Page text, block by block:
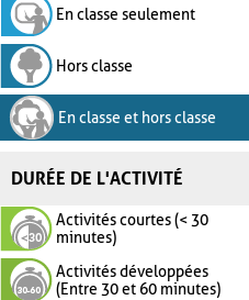
En classe seulement
Hors classe
En classe et hors classe
DURÉE DE L'ACTIVITÉ
Activités courtes (< 30
minutes)
Activités développées
(Entre 30 et 60 minutes)